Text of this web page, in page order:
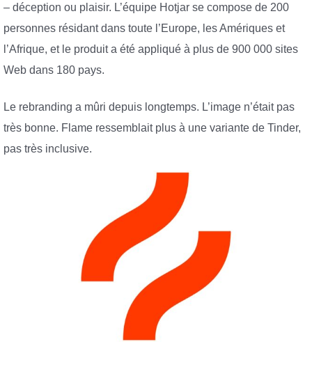
– déception ou plaisir. L’équipe Hotjar se compose de 200
personnes résidant dans toute l’Europe, les Amériques et
l’Afrique, et le produit a été appliqué à plus de 900 000 sites
Web dans 180 pays.
Le rebranding a mûri depuis longtemps. L’image n’était pas
très bonne. Flame ressemblait plus à une variante de Tinder,
pas très inclusive.